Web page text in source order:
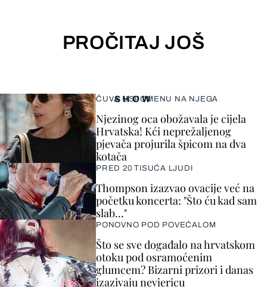
PROČITAJ JOŠ
SHOW
ČUVA USPOMENU NA NJEGA
Njezinog oca obožavala je cijela
Hrvatska! Kći neprežaljenog
pjevača projurila špicom na dva
kotača
PRED 20 TISUĆA LJUDI
Thompson izazvao ovacije već na
početku koncerta: "Što ću kad sam
slab..."
PONOVNO POD POVEĆALOM
Što se sve događalo na hrvatskom
otoku pod osramoćenim
glumcem? Bizarni prizori i danas
izazivaju nevjericu